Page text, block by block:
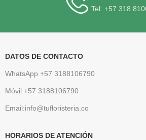
Tel: +57 318
DATOS DE CONTACTO
WhatsApp +57 3188106790
Móvil:+57 3188106790
Email:info@tufloristeria.co
HORARIOS DE ATENCIÓN